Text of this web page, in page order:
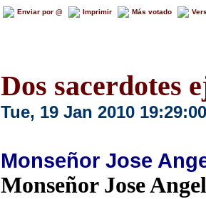
Enviar por @ Imprimir Más votado
Dos sacerdotes
Tue, 19 Jan 2010 19:29:00
Monseñor Jose
Monseñor Jose